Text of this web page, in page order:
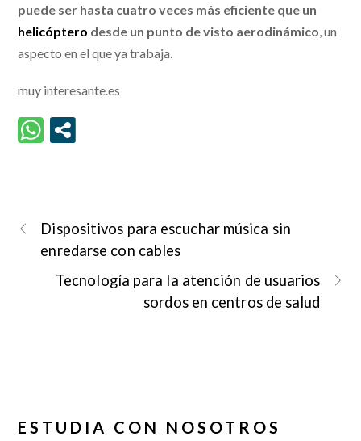
puede ser hasta cuatro veces más eficiente que un
helicóptero desde un punto de visto aerodinámico , un
aspecto en el que ya trabaja.
muy interesante.es
Dispositivos para escuchar música sin
enredarse con cables
Tecnología para la atención de usuarios
sordos en centros de salud
ESTUDIA CON NOSOTROS